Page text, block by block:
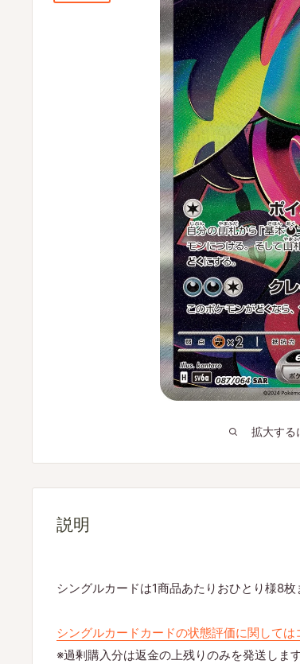
拡大する
説明
シングルカードは1商品あたりおひとり様8
シングルカードカードの状態評価に関しては
※過剰購入分は返金の上残りのみを発送しま